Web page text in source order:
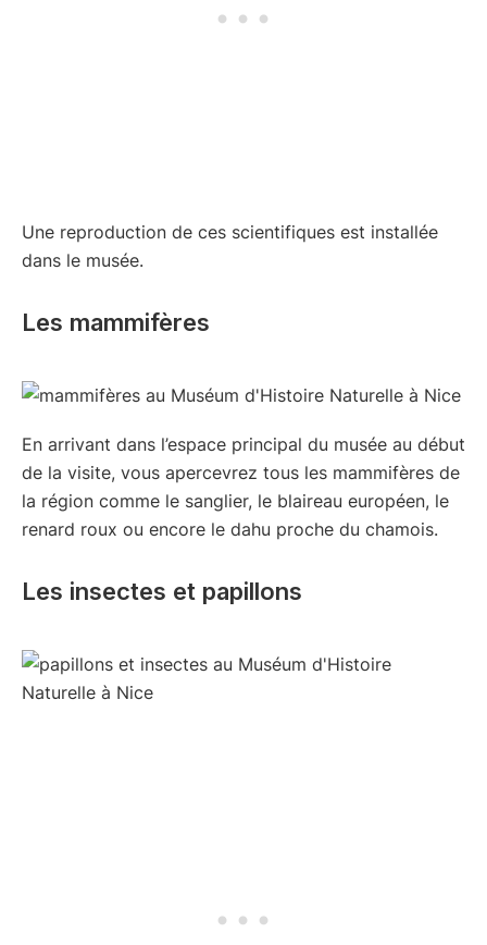
Une reproduction de ces scientifiques est installée
dans le musée.
Les mammifères
En arrivant dans l’espace principal du musée au début
de la visite, vous apercevrez tous les mammifères de
la région comme le sanglier, le blaireau européen, le
renard roux ou encore le dahu proche du chamois.
Les insectes et papillons